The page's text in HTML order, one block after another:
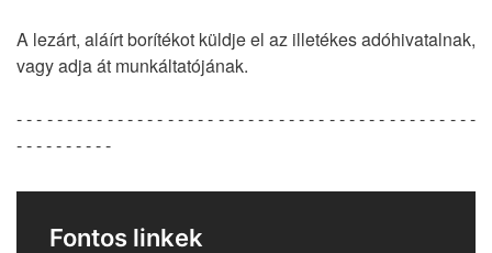
A lezárt, aláírt borítékot küldje el az illetékes adóhivatalnak,
vagy adja át munkáltatójának.
- - - - - - - - - - - - - - - - - - - - - - - - - - - - - - - - - - - - - - - - - - - - - -
- - - - - - - - - -
Fontos linkek